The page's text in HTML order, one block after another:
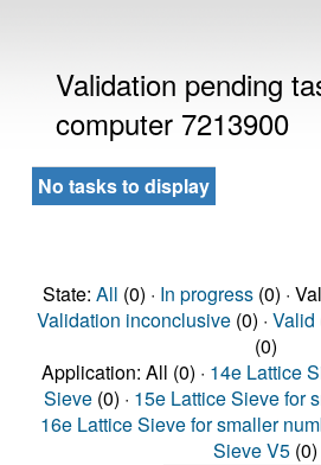
Validation pending
computer 7213900
No tasks to display
State: All (0) · In progress(0) ·
Validation inconclusive(0) · Valid
(0)
Application: All (0) · 14e Lattice
Sieve (0) · 15e Lattice Sieve for
16e Lattice Sieve for smaller
Sieve V5 (0)